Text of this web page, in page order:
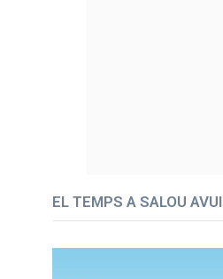
EL TEMPS A SALOU AVUI